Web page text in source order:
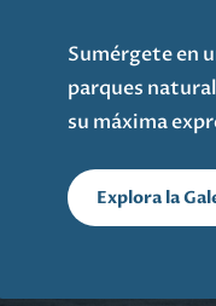
Sumérgete en
parques
su máxima
Explora la